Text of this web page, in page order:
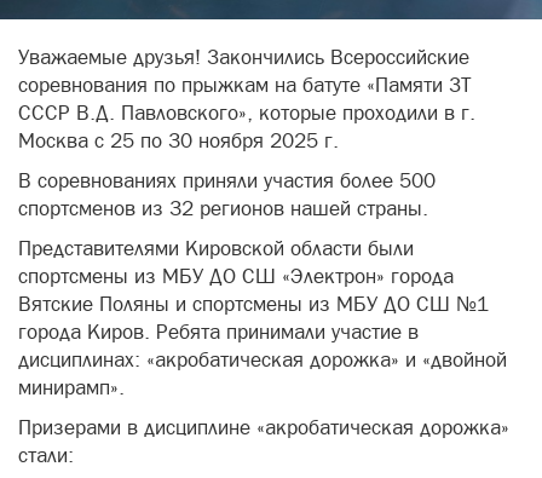
Уважаемые друзья! Закончились Всероссийские
соревнования по прыжкам на батуте «Памяти ЗТ
СССР В.Д. Павловского», которые проходили в г.
Москва с 25 по 30 ноября 2025 г.
В соревнованиях приняли участия более 500
спортсменов из 32 регионов нашей страны.
Представителями Кировской области были
спортсмены из МБУ ДО СШ «Электрон» города
Вятские Поляны и спортсмены из МБУ ДО СШ №1
города Киров. Ребята принимали участие в
дисциплинах: «акробатическая дорожка» и «двойной
минирамп».
Призерами в дисциплине «акробатическая дорожка»
стали: